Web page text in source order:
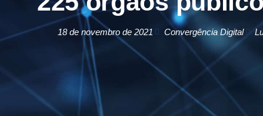
18 de novembro de 2021 Convergência Digital